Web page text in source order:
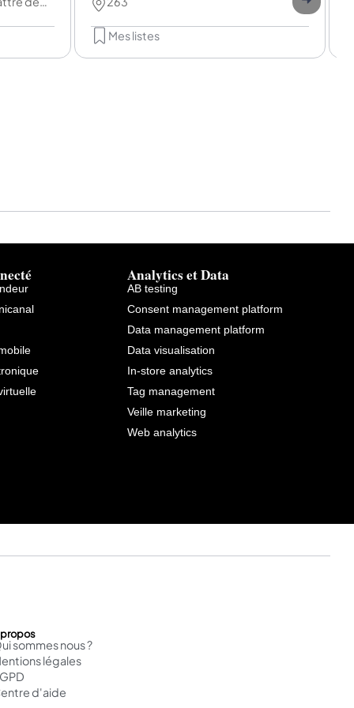
Mes listes
Analytics et Data
AB testing
Consent management platform
Data management platform
Data visualisation
In-store analytics
Tag management
Veille marketing
Web analytics
propos
sommes nous ?
légales
d'aide